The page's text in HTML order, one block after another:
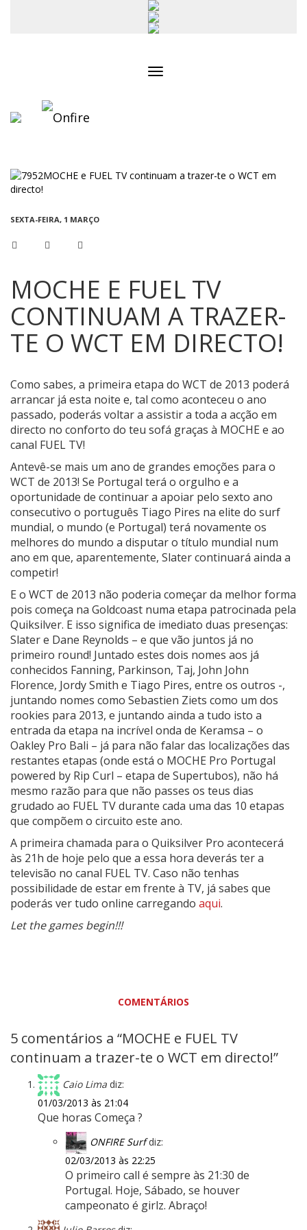
SEXTA-FEIRA, 1 MARÇO
MOCHE E FUEL TV
CONTINUAM A TRAZER-
TE O WCT EM DIRECTO!
Como sabes, a primeira etapa do WCT de 2013 poderá
arrancar já esta noite e, tal como aconteceu o ano
passado, poderás voltar a assistir a toda a acção em
directo no conforto do teu sofá graças à MOCHE e ao
canal FUEL TV!
Antevê-se mais um ano de grandes emoções para o
WCT de 2013! Se Portugal terá o orgulho e a
oportunidade de continuar a apoiar pelo sexto ano
consecutivo o português Tiago Pires na elite do surf
mundial, o mundo (e Portugal) terá novamente os
melhores do mundo a disputar o título mundial num
ano em que, aparentemente, Slater continuará ainda a
competir!
E o WCT de 2013 não poderia começar da melhor forma
pois começa na Goldcoast numa etapa patrocinada pela
Quiksilver. E isso significa de imediato duas presenças:
Slater e Dane Reynolds – e que vão juntos já no
primeiro round! Juntado estes dois nomes aos já
conhecidos Fanning, Parkinson, Taj, John John
Florence, Jordy Smith e Tiago Pires, entre os outros -,
juntando nomes como Sebastien Ziets como um dos
rookies para 2013, e juntando ainda a tudo isto a
entrada da etapa na incrível onda de Keramsa – o
Oakley Pro Bali – já para não falar das localizações das
restantes etapas (onde está o MOCHE Pro Portugal
powered by Rip Curl – etapa de Supertubos), não há
mesmo razão para que não passes os teus dias
grudado ao FUEL TV durante cada uma das 10 etapas
que compõem o circuito este ano.
A primeira chamada para o Quiksilver Pro acontecerá
às 21h de hoje pelo que a essa hora deverás ter a
televisão no canal FUEL TV. Caso não tenhas
possibilidade de estar em frente à TV, já sabes que
poderás ver tudo online carregando aqui.
Let the games begin!!!
COMENTÁRIOS
5 comentários a “MOCHE e FUEL TV
continuam a trazer-te o WCT em directo!”
Caio Lima diz:
01/03/2013 às 21:04
Que horas Começa ?
ONFIRE Surf diz:
02/03/2013 às 22:25
O primeiro call é sempre às 21:30 de
Portugal. Hoje, Sábado, se houver
campeonato é girlz. Abraço!